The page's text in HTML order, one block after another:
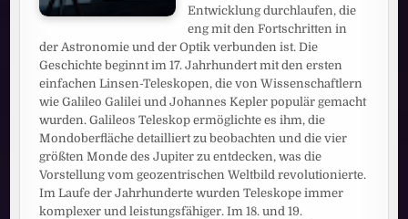
Entwicklung durchlaufen, die
eng mit den Fortschritten in
der Astronomie und der Optik verbunden ist. Die
Geschichte beginnt im 17. Jahrhundert mit den ersten
einfachen Linsen-Teleskopen, die von Wissenschaftlern
wie Galileo Galilei und Johannes Kepler populär gemacht
wurden. Galileos Teleskop ermöglichte es ihm, die
Mondoberfläche detailliert zu beobachten und die vier
größten Monde des Jupiter zu entdecken, was die
Vorstellung vom geozentrischen Weltbild revolutionierte.
Im Laufe der Jahrhunderte wurden Teleskope immer
komplexer und leistungsfähiger. Im 18. und 19.